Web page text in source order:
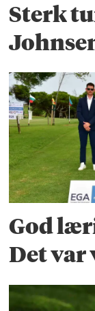
Sterk
God
Det var